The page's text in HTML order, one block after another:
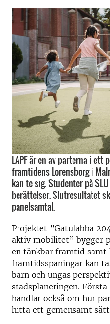
LAPF är en av parterna i ett
framtidens Lorensborg i
kan te sig. Studenter på
berättelser. Slutresultatet
panelsamtal.
Projektet ”Gatulabba
aktiv mobilitet” bygger
en tänkbar framtid samt
framtidsspaningar kan
barn och ungas
stadsplaneringen.
handlar också om hur
hitta ett gemensamt